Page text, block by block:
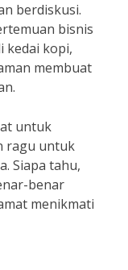
berdiskusi.
bisnis
kedai kopi,
membuat
untuk
ragu untuk
Siapa tahu,
benar
menikmati